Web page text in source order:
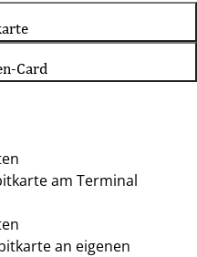
Card
am Terminal
an eigenen